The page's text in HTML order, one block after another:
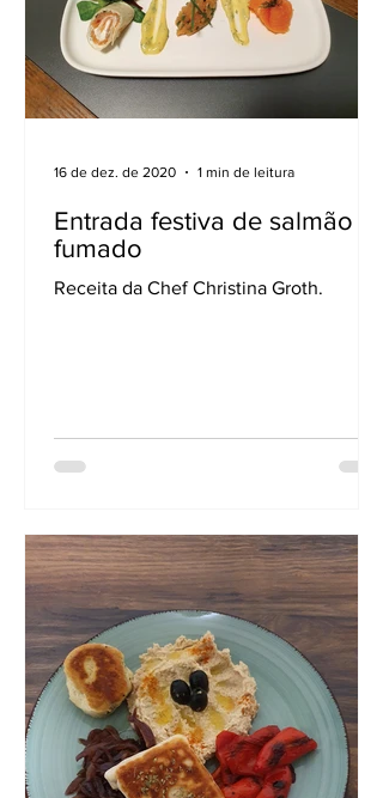
Entrada festiva de salmão
fumado
Receita da Chef Christina Groth.
16 de dez. de 2020 1 min de leitura